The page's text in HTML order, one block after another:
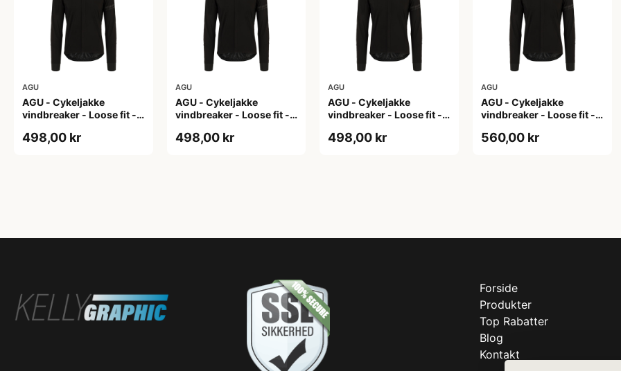
AGU
AGU - Cykeljakke
vindbreaker - Loose fit -
498,00 kr
AGU
AGU - Cykeljakke
vindbreaker - Loose fit -
498,00 kr
AGU
AGU - Cykeljakke
vindbreaker - Loose fit -
498,00 kr
AGU
AGU - Cykeljakke
vindbreaker - Loose fit -
560,00 kr
Forside
Produkter
Top Rabatter
Blog
Kontakt